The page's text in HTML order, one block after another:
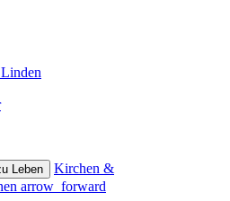
Leben
Kirchen &
arrow_forward